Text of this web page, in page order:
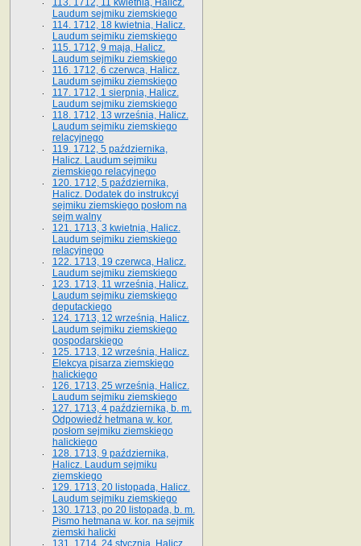
113. 1712, 11 kwietnia, Halicz.
Laudum sejmiku ziemskiego
114. 1712, 18 kwietnia, Halicz.
Laudum sejmiku ziemskiego
115. 1712, 9 maja, Halicz.
Laudum sejmiku ziemskiego
116. 1712, 6 czerwca, Halicz.
Laudum sejmiku ziemskiego
117. 1712, 1 sierpnia, Halicz.
Laudum sejmiku ziemskiego
118. 1712, 13 września, Halicz.
Laudum sejmiku ziemskiego
relacyjnego
119. 1712, 5 października,
Halicz. Laudum sejmiku
ziemskiego relacyjnego
120. 1712, 5 października,
Halicz. Dodatek do instrukcyi
sejmiku ziemskiego posłom na
sejm walny
121. 1713, 3 kwietnia, Halicz.
Laudum sejmiku ziemskiego
relacyjnego
122. 1713, 19 czerwca, Halicz.
Laudum sejmiku ziemskiego
123. 1713, 11 września, Halicz.
Laudum sejmiku ziemskiego
deputackiego
124. 1713, 12 września, Halicz.
Laudum sejmiku ziemskiego
gospodarskiego
125. 1713, 12 września, Halicz.
Elekcya pisarza ziemskiego
halickiego
126. 1713, 25 września, Halicz.
Laudum sejmiku ziemskiego
127. 1713, 4 października, b. m.
Odpowiedź hetmana w. kor.
posłom sejmiku ziemskiego
halickiego
128. 1713, 9 października,
Halicz. Laudum sejmiku
ziemskiego
129. 1713, 20 listopada, Halicz.
Laudum sejmiku ziemskiego
130. 1713, po 20 listopada, b. m.
Pismo hetmana w. kor. na sejmik
ziemski halicki
131. 1714, 24 stycznia, Halicz.